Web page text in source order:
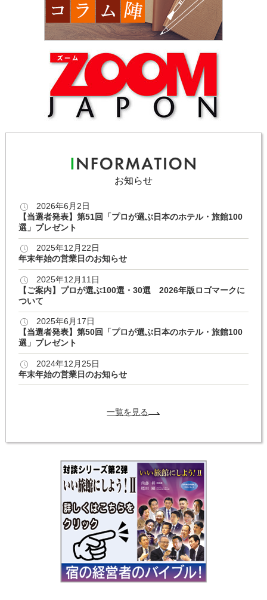
お知らせ
2026年6月2日
【当選者発表】第51回「プロが選ぶ日本のホテル・旅館100
選」プレゼント
2025年12月22日
年末年始の営業日のお知らせ
2025年12月11日
【ご案内】プロが選ぶ100選・30選 2026年版ロゴマークに
ついて
2025年6月17日
【当選者発表】第50回「プロが選ぶ日本のホテル・旅館100
選」プレゼント
2024年12月25日
年末年始の営業日のお知らせ
一覧を見る